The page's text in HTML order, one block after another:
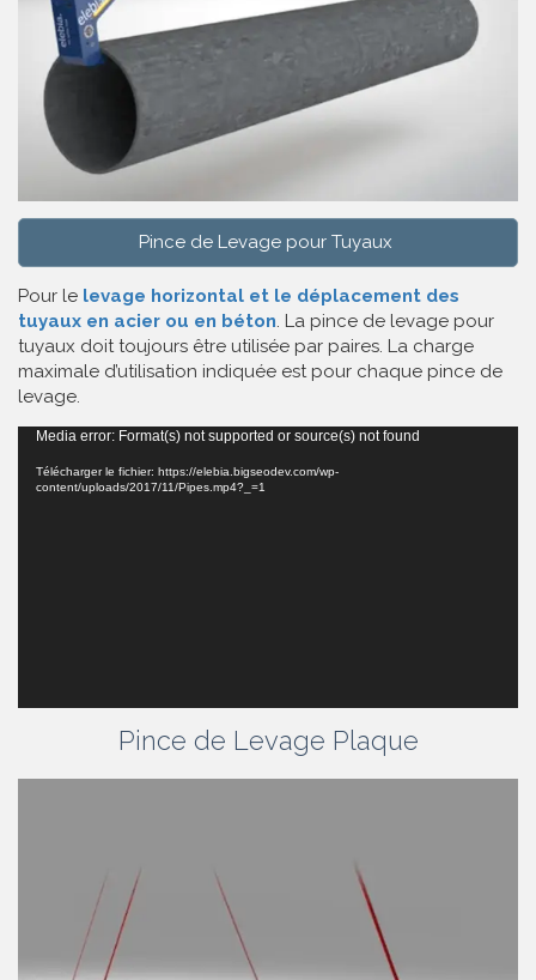
Pince de Levage pour Tuyaux
Pour le levage horizontal et le déplacement des
tuyaux en acier ou en béton. La pince de levage pour
tuyaux doit toujours être utilisée par paires. La charge
maximale d’utilisation indiquée est pour chaque pince de
levage.
Lecteur
vidéo
Media error: Format(s) not supported or source(s) not found
Télécharger le fichier: https://elebia.bigseodev.com/wp-
content/uploads/2017/11/Pipes.mp4?_=1
Pince de Levage Plaque